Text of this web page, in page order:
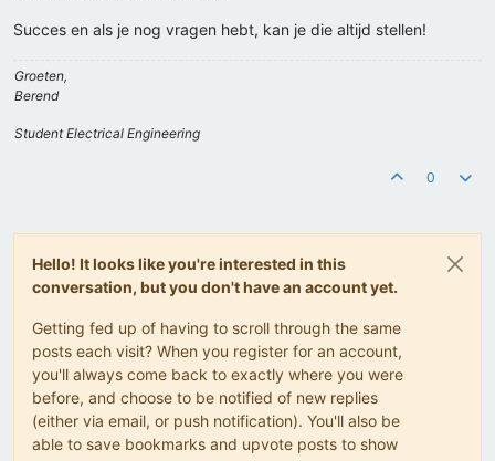
Succes en als je nog vragen hebt, kan je die altijd stellen!
Groeten,
Berend
Student Electrical Engineering
0
Hello! It looks like you're interested in this
conversation, but you don't have an account yet.
Getting fed up of having to scroll through the same
posts each visit? When you register for an account,
you'll always come back to exactly where you were
before, and choose to be notified of new replies
(either via email, or push notification). You'll also be
able to save bookmarks and upvote posts to show